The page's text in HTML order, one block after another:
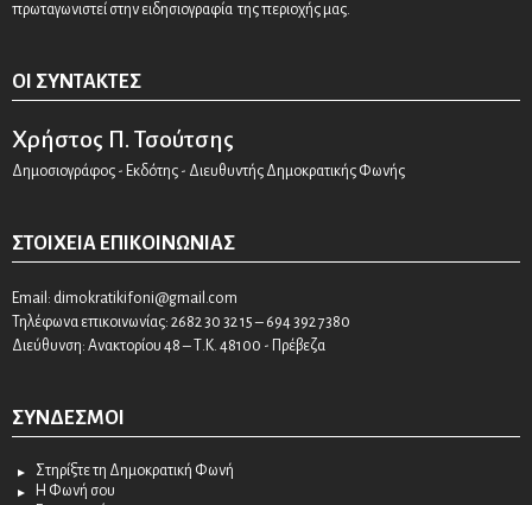
πρωταγωνιστεί στην ειδησιογραφία της περιοχής μας.
ΟΙ ΣΥΝΤΆΚΤΕΣ
Χρήστος Π. Τσούτσης
Δημοσιογράφος - Εκδότης - Διευθυντής Δημοκρατικής Φωνής
ΣΤΟΙΧΕΊΑ ΕΠΙΚΟΙΝΩΝΊΑΣ
Email: dimokratikifoni@gmail.com
Τηλέφωνα επικοινωνίας: 2682 30 32 15 – 694 392 7380
Διεύθυνση: Ανακτορίου 48 – Τ.Κ. 48100 - Πρέβεζα
ΣΎΝΔΕΣΜΟΙ
Στηρίξτε τη Δημοκρατική Φωνή
Η Φωνή σου